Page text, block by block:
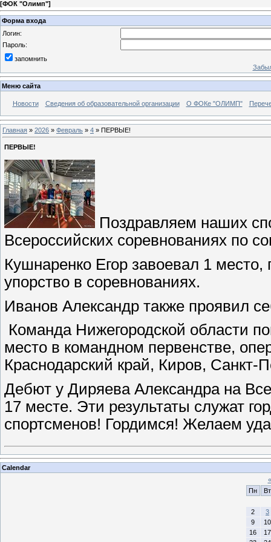
[ФОК "Олимп"]
Форма входа
Логин:
Пароль:
запомнить
Меню сайта
Новости Сведения об образовательной организации О ФОКе "ОЛИМП"
Главная » 2026 » Февраль » 4 » ПЕРВЫЕ!
ПЕРВЫЕ!
Поздравляем наших
Всероссийских соревнованиях по
Кушнаренко Егор завоевал 1
упорство в соревнованиях.
Иванов Александр также проявил
Команда Нижегородской области
место в командном первенстве,
Краснодарский край, Киров, Санкт-
Дебют у Диряева Александра на
17 месте. Эти результаты служат
спортсменов! Гордимся! Желаем
Calendar
«
Пн
Вт
2
3
9
10
16
17